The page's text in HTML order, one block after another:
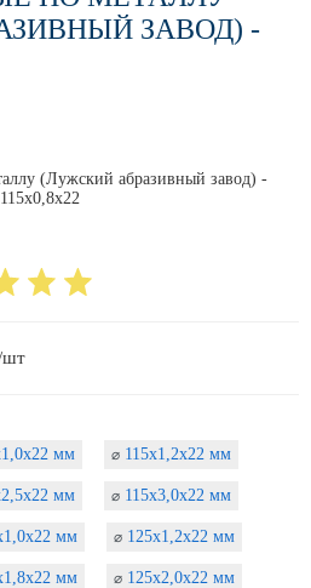
ЗАВОД) -
шт
мм ⌀ 115х1,2х22 мм
мм ⌀ 115х3,0х22 мм
мм ⌀ 125х1,2х22 мм
мм ⌀ 125х2,0х22 мм